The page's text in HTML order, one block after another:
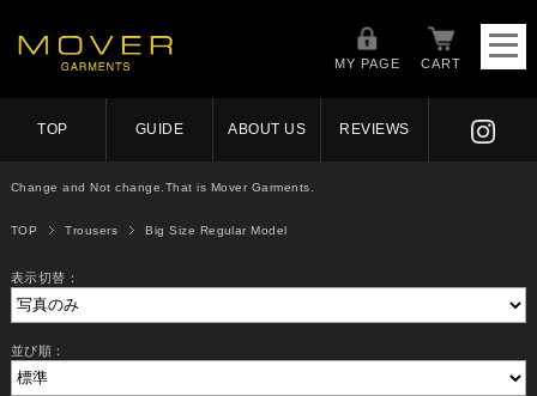
MY PAGE CART
TOP GUIDE ABOUT US REVIEWS
Change and Not change.That is Mover Garments.
TOP Trousers Big Size Regular Model
表示切替：
並び順：